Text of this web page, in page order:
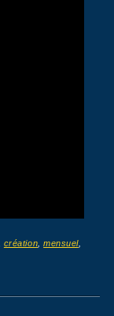
création ,mensuel,